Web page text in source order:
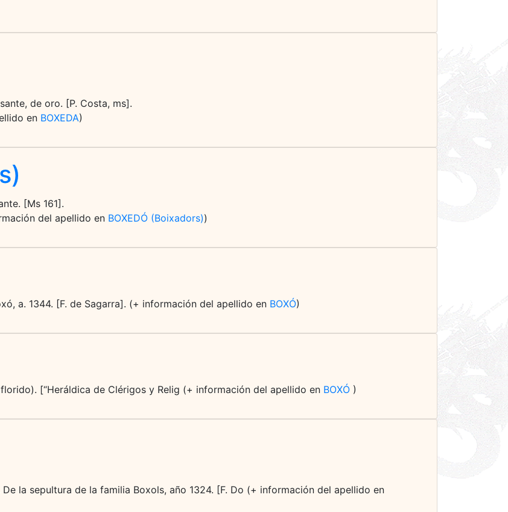
de oro. [P. Costa, ms].
en BOXEDA)
[Ms 161].
del apellido en BOXEDÓ (Boixadors))
a. 1344. [F. de Sagarra]. (+ información del apellido en BOXÓ)
[“Heráldica de Clérigos y Relig (+ información del apellido en BOXÓ )
la sepultura de la familia Boxols, año 1324. [F. Do (+ información del apellido en